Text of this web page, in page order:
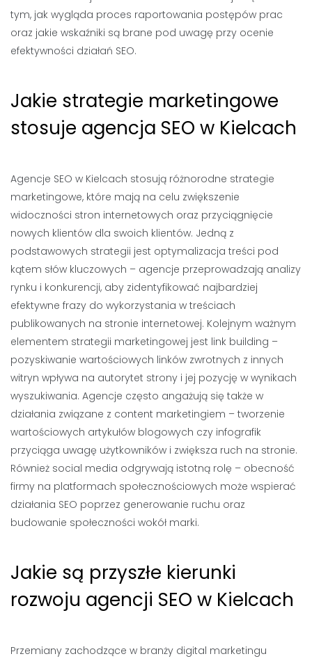
tym, jak wygląda proces raportowania postępów prac
oraz jakie wskaźniki są brane pod uwagę przy ocenie
efektywności działań SEO.
Jakie strategie marketingowe
stosuje agencja SEO w Kielcach
Agencje SEO w Kielcach stosują różnorodne strategie
marketingowe, które mają na celu zwiększenie
widoczności stron internetowych oraz przyciągnięcie
nowych klientów dla swoich klientów. Jedną z
podstawowych strategii jest optymalizacja treści pod
kątem słów kluczowych – agencje przeprowadzają analizy
rynku i konkurencji, aby zidentyfikować najbardziej
efektywne frazy do wykorzystania w treściach
publikowanych na stronie internetowej. Kolejnym ważnym
elementem strategii marketingowej jest link building –
pozyskiwanie wartościowych linków zwrotnych z innych
witryn wpływa na autorytet strony i jej pozycję w wynikach
wyszukiwania. Agencje często angażują się także w
działania związane z content marketingiem – tworzenie
wartościowych artykułów blogowych czy infografik
przyciąga uwagę użytkowników i zwiększa ruch na stronie.
Również social media odgrywają istotną rolę – obecność
firmy na platformach społecznościowych może wspierać
działania SEO poprzez generowanie ruchu oraz
budowanie społeczności wokół marki.
Jakie są przyszłe kierunki
rozwoju agencji SEO w Kielcach
Przemiany zachodzące w branży digital marketingu